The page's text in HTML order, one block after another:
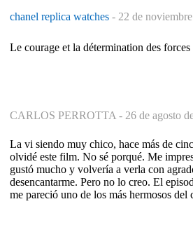
chanel replica watches - 22 de
Le courage et la détermination des forces
CARLOS PERROTTA - 26 de agosto
La vi siendo muy chico, hace más de
olvidé este film. No sé porqué. Me
gustó mucho y volvería a verla con
desencantarme. Pero no lo creo. El
me pareció uno de los más hermosos del